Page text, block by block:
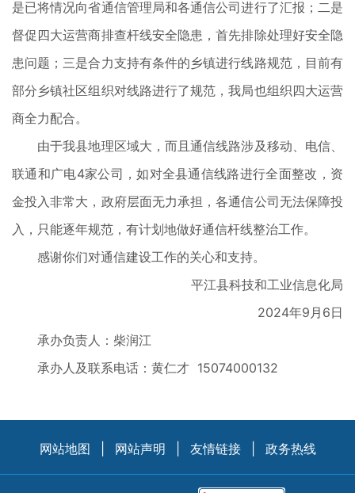
是已将情况向省通信管理局和各通信公司进行了汇报；二是
督促四大运营商排查杆线安全隐患，首先排除处理好安全隐
患问题；三是合力支持有条件的乡镇进行线路规范，目前有
部分乡镇社区组织对线路进行了规范，我局也组织四大运营
商全力配合。
由于我县地理区域大，而且通信线路涉及移动、电信、
联通和广电4家公司，如对全县通信线路进行全面整改，资
金投入非常大，政府层面无力承担，各通信公司无法保障投
入，只能逐年规范，有计划地做好通信杆线整治工作。
感谢你们对通信建设工作的关心和支持。
平江县科技和工业信息化局
2024年9月6日
承办负责人：柴润江
承办人及联系电话：黄仁才 15074000132
网站地图 网站声明 友情链接 政务热线